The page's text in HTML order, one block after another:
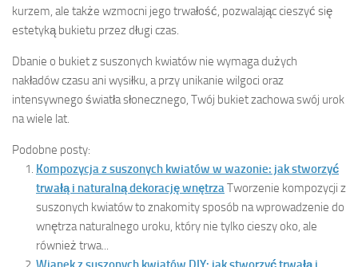
kurzem, ale także wzmocni jego trwałość, pozwalając cieszyć się
estetyką bukietu przez długi czas.
Dbanie o bukiet z suszonych kwiatów nie wymaga dużych
nakładów czasu ani wysiłku, a przy unikanie wilgoci oraz
intensywnego światła słonecznego, Twój bukiet zachowa swój urok
na wiele lat.
Podobne posty:
Kompozycja z suszonych kwiatów w wazonie: jak stworzyć
trwałą i naturalną dekorację wnętrza Tworzenie kompozycji z
suszonych kwiatów to znakomity sposób na wprowadzenie do
wnętrza naturalnego uroku, który nie tylko cieszy oko, ale
również trwa...